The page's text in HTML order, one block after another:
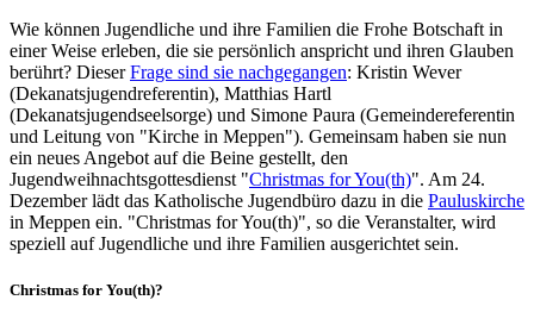
Wie können Jugendliche und ihre Familien die Frohe Botschaft in
einer Weise erleben, die sie persönlich anspricht und ihren Glauben
berührt? DieserFrage sind sie nachgegangen: Kristin Wever
(Dekanatsjugendreferentin), Matthias Hartl
(Dekanatsjugendseelsorge) und Simone Paura (Gemeindereferentin
und Leitung von "Kirche in Meppen"). Gemeinsam haben sie nun
ein neues Angebot auf die Beine gestellt, den
Jugendweihnachtsgottesdienst "Christmas for You(th)". Am 24.
Dezember lädt das Katholische Jugendbüro dazu in die Pauluskirche
in Meppen ein. "Christmas for You(th)", so die Veranstalter, wird
speziell auf Jugendliche und ihre Familien ausgerichtet sein.
Christmas for You(th)?